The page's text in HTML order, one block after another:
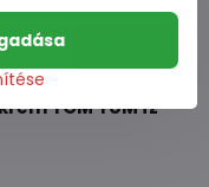
TOM YUM íz